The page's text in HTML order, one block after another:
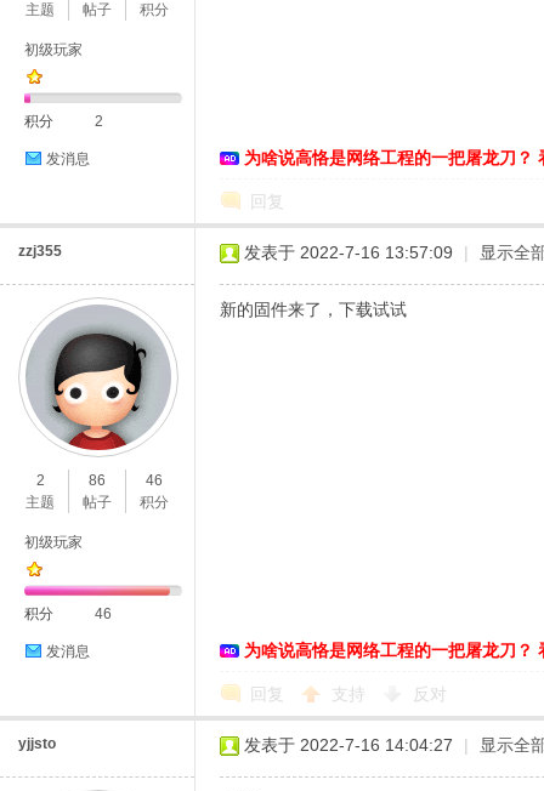
主题
帖子
积分
初级玩家
积分 2
发消息 为啥说高恪是网络工程的一把屠龙刀？
回复
zzj355
2
主题
86
帖子
46
积分
初级玩家
积分 46
发消息
发表于 2022-7-16 13:57:09 | 显示全
新的固件来了，下载试试
为啥说高恪是网络工程的一把屠龙刀？
回复 支持 反对
yjjsto 发表于 2022-7-16 14:04:27 | 显示全